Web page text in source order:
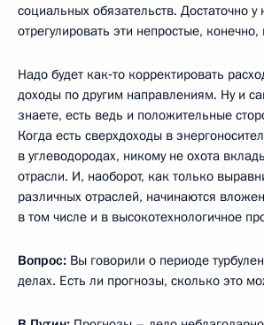
социальных обязательств. Достаточно у
отрегулировать эти непростые,
Надо будет как‑то корректировать
доходы по другим направлениям. Ну и
знаете, есть ведь и положительные
Когда есть сверхдоходы в
в углеводородах, никому не охота
отрасли. И, наоборот, как только
различных отраслей, начинаются
в том числе и в высокотехнологичное
Вопрос: Вы говорили о периоде
делах. Есть ли прогнозы, сколько это